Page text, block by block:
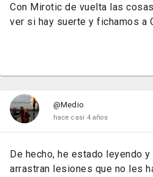
Con Mirotic de vuelta las
ver si hay suerte y fichamos a
@Medio
hace casi 4 años
De hecho, he estado leyendo
arrastran lesiones que no les